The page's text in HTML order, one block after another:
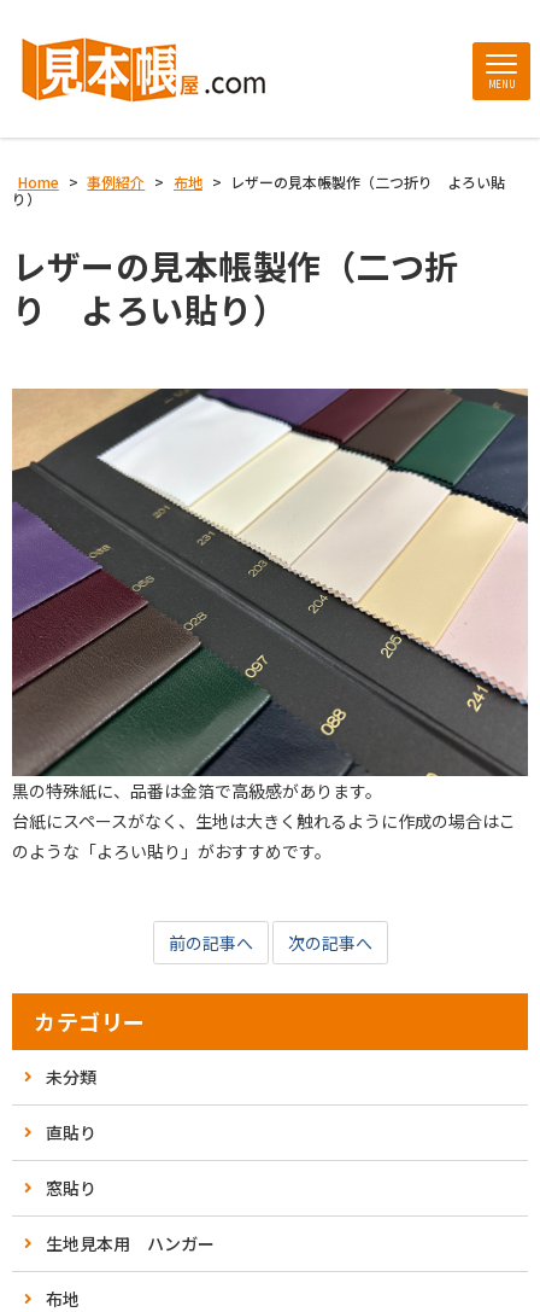
MENU
Home > 事例紹介 > 布地 > レザーの見本帳製作（二つ折り よろい貼
り）
レザーの見本帳製作（二つ折
り よろい貼り）
黒の特殊紙に、品番は金箔で高級感があります。
台紙にスペースがなく、生地は大きく触れるように作成の場合はこ
のような「よろい貼り」がおすすめです。
前の記事へ 次の記事へ
カテゴリー
未分類
直貼り
窓貼り
生地見本用 ハンガー
布地